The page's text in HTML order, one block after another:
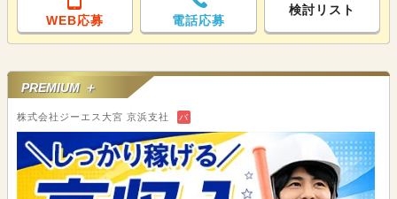
WEB応募 電話応募
検討リスト
PREMIUM ＋
株式会社ジーエス大宮 京浜支社 バ